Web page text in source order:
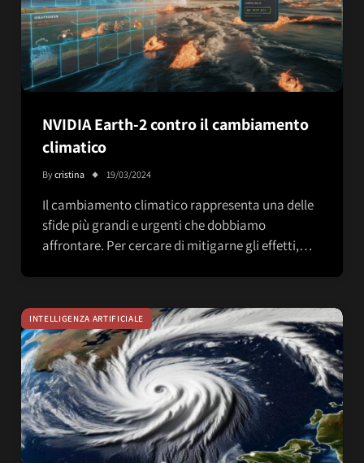
NVIDIA Earth-2 contro il cambiamento
climatico
Bycristina 19/03/2024
Il cambiamento climatico rappresenta una delle
sfide più grandi e urgenti che dobbiamo
affrontare. Per cercare di mitigarne gli effetti,…
INTELLIGENZA ARTIFICIALE